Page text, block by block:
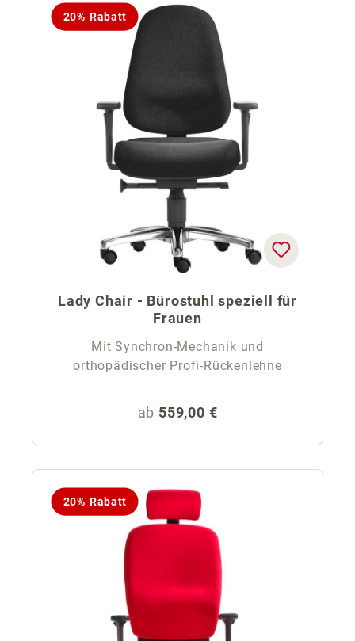
20% Rabatt
Lady Chair - Bürostuhl speziell für
Frauen
Mit Synchron-Mechanik und
orthopädischer Profi-Rückenlehne
Regulärer Preis:
ab 559,00 €
20% Rabatt